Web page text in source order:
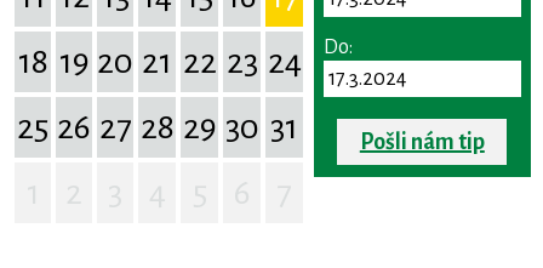
18 19 20 21 22 23 24
25 26 27 28 29 30 31
Do:
Pošli nám tip